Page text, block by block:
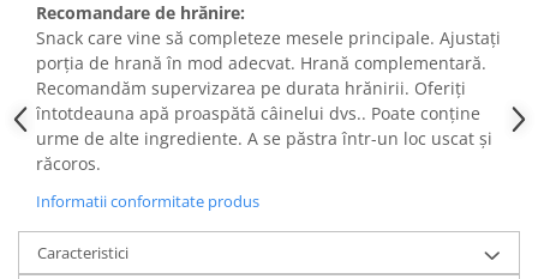
Recomandare de hrănire:
Snack care vine să completeze mesele principale. Ajustați
porția de hrană în mod adecvat. Hrană complementară.
Recomandăm supervizarea pe durata hrănirii. Oferiți
întotdeauna apă proaspătă câinelui dvs.. Poate conține
urme de alte ingrediente. A se păstra într-un loc uscat și
răcoros.
Informatii conformitate produs
Caracteristici